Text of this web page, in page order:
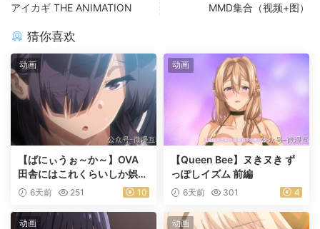
アイカギ THE ANIMATION MMD集合（视频+图）
猜你喜欢
动画
【ばにぃうぉ～か～】OVA
田舎にはこれくらいしか娯楽
がない ＃1乡下几乎没有娱乐
6天前 251 10
动画
【Queen Bee】ヌきヌき ず
っぽしイズム 前編
6天前 301 4
动画 动画